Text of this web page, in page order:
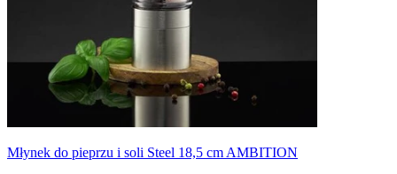
Młynek do pieprzu i soli Steel 18,5 cm AMBITION